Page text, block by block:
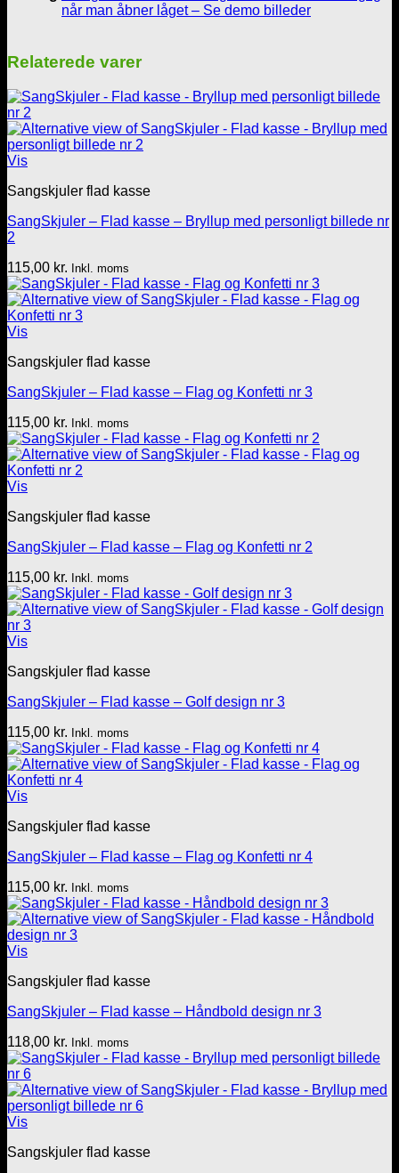
når man åbner låget – Se demo billeder
Relaterede varer
Vis
Sangskjuler flad kasse
SangSkjuler – Flad kasse – Bryllup med personligt billede nr
2
115,00 kr. Inkl. moms
Vis
Sangskjuler flad kasse
SangSkjuler – Flad kasse – Flag og Konfetti nr 3
115,00 kr. Inkl. moms
Vis
Sangskjuler flad kasse
SangSkjuler – Flad kasse – Flag og Konfetti nr 2
115,00 kr. Inkl. moms
Vis
Sangskjuler flad kasse
SangSkjuler – Flad kasse – Golf design nr 3
115,00 kr. Inkl. moms
Vis
Sangskjuler flad kasse
SangSkjuler – Flad kasse – Flag og Konfetti nr 4
115,00 kr. Inkl. moms
Vis
Sangskjuler flad kasse
SangSkjuler – Flad kasse – Håndbold design nr 3
118,00 kr. Inkl. moms
Vis
Sangskjuler flad kasse